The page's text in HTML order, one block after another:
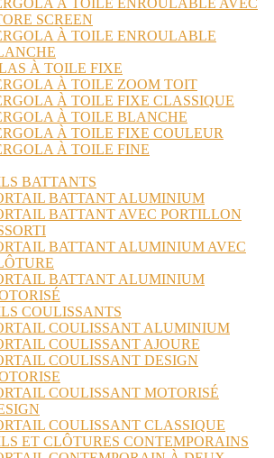
SCREEN
À TOILE ENROULABLE
À TOILE FIXE
À TOILE ZOOM TOIT
À TOILE FIXE CLASSIQUE
À TOILE BLANCHE
À TOILE FIXE COULEUR
À TOILE FINE
BATTANTS
BATTANT ALUMINIUM
BATTANT AVEC PORTILLON
BATTANT ALUMINIUM AVEC
BATTANT ALUMINIUM
COULISSANTS
COULISSANT ALUMINIUM
COULISSANT AJOURE
COULISSANT DESIGN
COULISSANT MOTORISÉ
COULISSANT CLASSIQUE
ET CLÔTURES CONTEMPORAINS